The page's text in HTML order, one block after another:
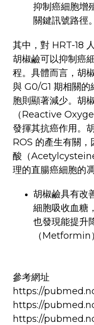
抑制癌細胞增
關鍵訊號路徑。
其中，對 HRT-18
胡椒鹼可以抑制癌
程。具體而言，胡
與 G0/G1 期相關
胞則顯著減少。胡
（Reactive
發揮其抗癌作用。
ROS 的產生有關
酸（
理的直腸癌細胞的凋
胡椒鹼具有改
細胞吸收血糖
也發現能提升
（Metformin
參考網址
https://
https://
https://